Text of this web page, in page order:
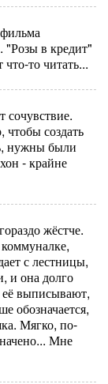
"Розы в кредит"
то читать...
сочувствие.
создать
нужны были
- крайне
жёстче.
с лестницы,
и она долго
её выписывают,
обозначается,
Мягко, по-
Мне